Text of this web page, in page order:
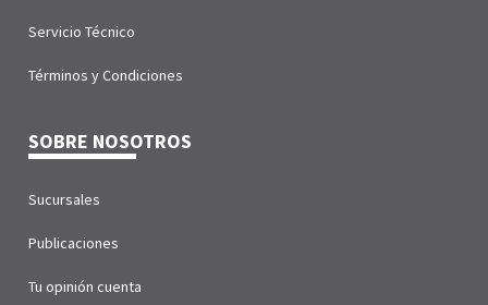
Servicio Técnico
Términos y Condiciones
SOBRE NOSOTROS
Sucursales
Publicaciones
Tu opinión cuenta